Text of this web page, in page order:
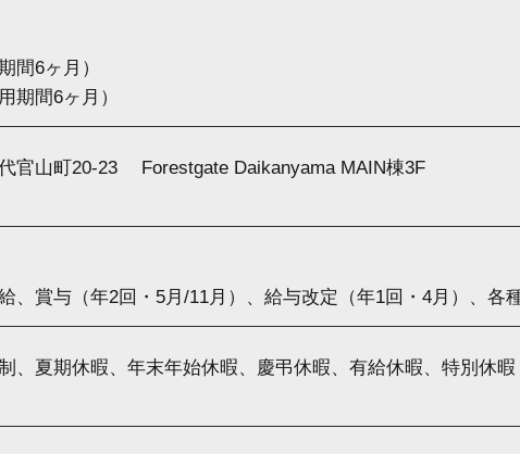
間6ヶ月）
期間6ヶ月）
官山町20-23 Forestgate Daikanyama MAIN棟3F
、賞与（年2回・5月/11月）、給与改定（年1回・4月）、各
、夏期休暇、年末年始休暇、慶弔休暇、有給休暇、特別休暇